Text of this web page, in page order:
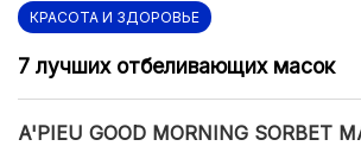
КРАСОТА И ЗДОРОВЬЕ
7 лучших отбеливающих масок
A'PIEU GOOD MORNING SORBET